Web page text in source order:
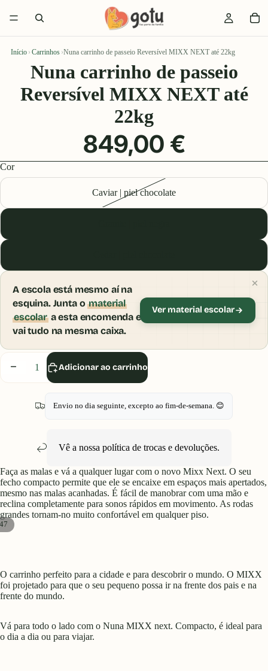
Início › Carrinhos ›Nuna carrinho de passeio Reversível MIXX NEXT até 22kg
Nuna carrinho de passeio
Reversível MIXX NEXT até
22kg
849,00 €
Cor
Caviar | piel chocolate
Diminuir
quantidade
Aumentar
A escola está mesmo aí na
esquina. Junta omaterial
escolara esta encomenda e
vai tudo na mesma caixa.
Ver material escolar
Adicionar ao carrinho
Envio no dia seguinte, excepto ao fim-de-semana. 😊
Vê a nossa política de trocas e devoluções.
Faça as malas e vá a qualquer lugar com o novo Mixx Next. O seu
fecho compacto permite que ele se encaixe em espaços mais apertados,
mesmo nas malas acanhadas. É fácil de manobrar com uma mão e
reclina completamente para sonos rápidos em movimento. As rodas
grandes tornam-no muito confortável em qualquer piso.
O carrinho perfeito para a cidade e para descobrir o mundo. O MIXX
foi projetado para que o seu pequeno possa ir na frente dos pais e na
frente do mundo.
Vá para todo o lado com o Nuna MIXX next. Compacto, é ideal para
o dia a dia ou para viajar.